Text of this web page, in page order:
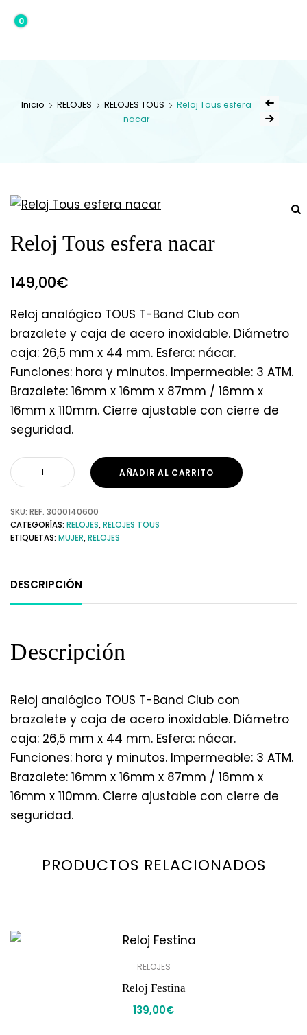
0,00€
0
Inicio RELOJES RELOJES TOUS
Reloj Tous esfera
nacar
Reloj Tous esfera nacar
149,00€
Reloj analógico TOUS T-Band Club con
brazalete y caja de acero inoxidable. Diámetro
caja: 26,5 mm x 44 mm. Esfera: nácar.
Funciones: hora y minutos. Impermeable: 3 ATM.
Brazalete: 16mm x 16mm x 87mm / 16mm x
16mm x 110mm. Cierre ajustable con cierre de
seguridad.
AÑADIR AL CARRITO
SKU: REF. 3000140600
CATEGORÍAS: RELOJES,RELOJES TOUS
ETIQUETAS: MUJER,RELOJES
DESCRIPCIÓN
Descripción
Reloj analógico TOUS T-Band Club con
brazalete y caja de acero inoxidable. Diámetro
caja: 26,5 mm x 44 mm. Esfera: nácar.
Funciones: hora y minutos. Impermeable: 3 ATM.
Brazalete: 16mm x 16mm x 87mm / 16mm x
16mm x 110mm. Cierre ajustable con cierre de
seguridad.
PRODUCTOS RELACIONADOS
RELOJES
Reloj Festina
139,00€